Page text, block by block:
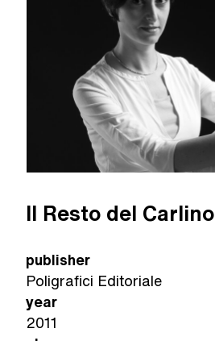
Il Resto del Carlino
publisher
Poligrafici Editoriale
year
2011